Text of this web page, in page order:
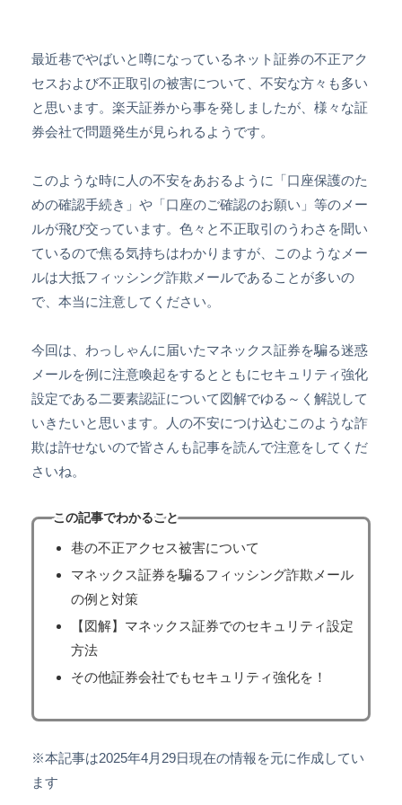
最近巷でやばいと噂になっているネット証券の不正アク
セスおよび不正取引の被害について、不安な方々も多い
と思います。楽天証券から事を発しましたが、様々な証
券会社で問題発生が見られるようです。
このような時に人の不安をあおるように「口座保護のた
めの確認手続き」や「口座のご確認のお願い」等のメー
ルが飛び交っています。色々と不正取引のうわさを聞い
ているので焦る気持ちはわかりますが、このようなメー
ルは大抵フィッシング詐欺メールであることが多いの
で、本当に注意してください。
今回は、わっしゃんに届いたマネックス証券を騙る迷惑
メールを例に注意喚起をするとともにセキュリティ強化
設定である二要素認証について図解でゆる～く解説して
いきたいと思います。人の不安につけ込むこのような詐
欺は許せないので皆さんも記事を読んで注意をしてくだ
さいね。
この記事でわかること
巷の不正アクセス被害について
マネックス証券を騙るフィッシング詐欺メール
の例と対策
【図解】マネックス証券でのセキュリティ設定
方法
その他証券会社でもセキュリティ強化を！
※本記事は2025年4月29日現在の情報を元に作成してい
ます